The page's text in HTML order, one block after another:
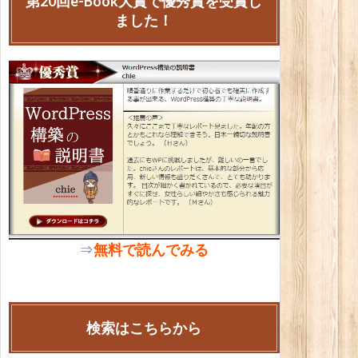
ました！
⇒無料で読んでみる
検索はこちらから